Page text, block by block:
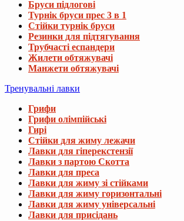
Бруси підлогові
Турнік бруси прес 3 в 1
Стійки турнік бруси
Резинки для підтягування
Трубчасті еспандери
Жилети обтяжувачі
Манжети обтяжувачі
Тренувальні лавки
Грифи
Грифи олімпійські
Гирі
Стійки для жиму лежачи
Лавки для гіперекстензії
Лавки з партою Скотта
Лавки для преса
Лавки для жиму зі стійками
Лавки для жиму горизонтальні
Лавки для жиму універсальні
Лавки для присідань